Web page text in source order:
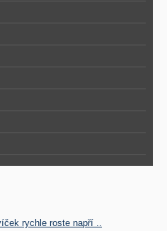
rychle roste napří ..